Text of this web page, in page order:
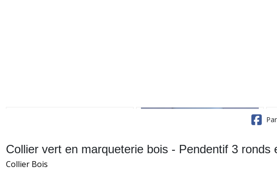
Collier vert en marqueterie bois - Pendentif 3
Collier Bois